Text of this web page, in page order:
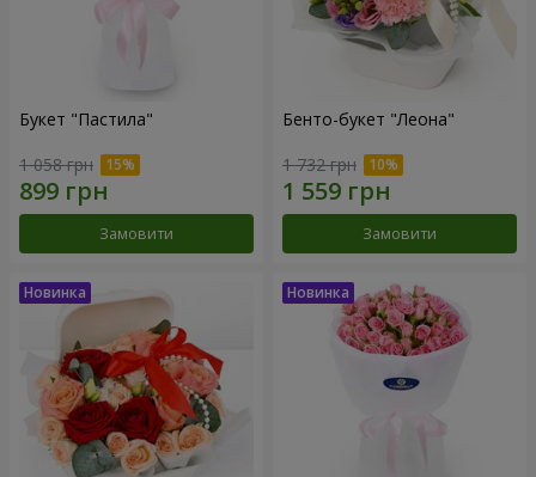
Букет "Пастила"
1 058 грн
Замовити
Бенто-букет "Леона"
1 732 грн
Замовити